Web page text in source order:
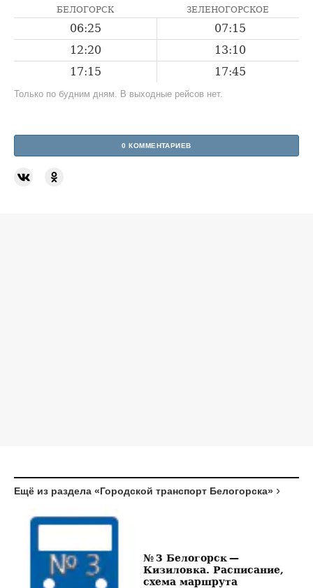
БЕЛОГОРСК ЗЕЛЕНОГОРСКОЕ
06:25
07:15
12:20
13:10
17:15
17:45
Только по будним дням. В выходные рейсов нет.
0 КОММЕНТАРИЕВ
Ещё из раздела «Городской транспорт Белогорска»
№ 3 Белогорск —
Кизиловка. Расписание,
схема маршрута